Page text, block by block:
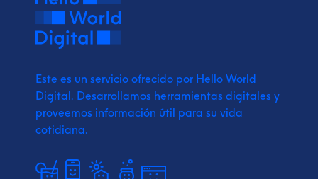
Este es un servicio ofrecido por Hello World
Digital. Desarrollamos herramientas digitales y
proveemos información útil para su vida
cotidiana.